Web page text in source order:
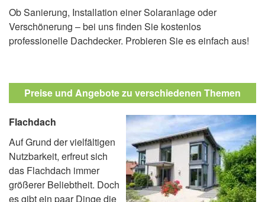
Ob Sanierung, Installation einer Solaranlage oder
Verschönerung – bei uns finden Sie kostenlos
professionelle Dachdecker. Probieren Sie es einfach aus!
Preise und Angebote zu verschiedenen Themen
Flachdach
Auf Grund der vielfältigen
Nutzbarkeit, erfreut sich
das Flachdach immer
größerer Beliebtheit. Doch
es gibt ein paar Dinge die